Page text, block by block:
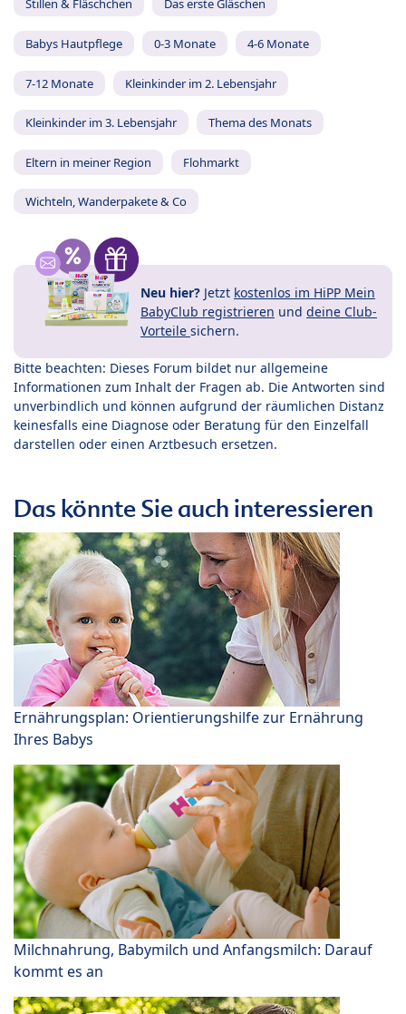
Stillen & Fläschchen Das erste Gläschen
Babys Hautpflege 0-3 Monate 4-6 Monate
7-12 Monate Kleinkinder im 2. Lebensjahr
Kleinkinder im 3. Lebensjahr Thema des Monats
Eltern in meiner Region Flohmarkt
Wichteln, Wanderpakete & Co
Neu hier? Jetzt kostenlos im HiPP Mein
BabyClub registrieren und deine Club-
Vorteile sichern.
Bitte beachten: Dieses Forum bildet nur allgemeine
Informationen zum Inhalt der Fragen ab. Die Antworten sind
unverbindlich und können aufgrund der räumlichen Distanz
keinesfalls eine Diagnose oder Beratung für den Einzelfall
darstellen oder einen Arztbesuch ersetzen.
Das könnte Sie auch interessieren
Ernährungsplan: Orientierungshilfe zur Ernährung
Ihres Babys
Milchnahrung, Babymilch und Anfangsmilch: Darauf
kommt es an